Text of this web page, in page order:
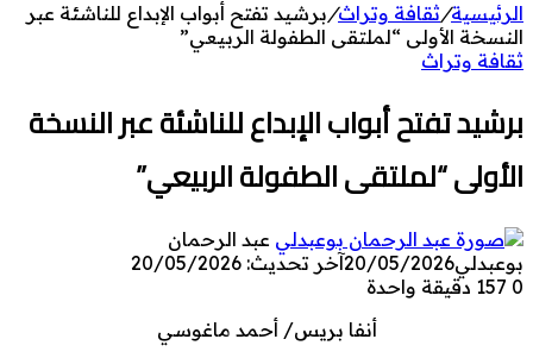
الرئيسية/ثقافة وتراث/برشيد تفتح أبواب الإبداع للناشئة عبر
النسخة الأولى “لملتقى الطفولة الربيعي”
ثقافة وتراث
برشيد تفتح أبواب الإبداع للناشئة عبر النسخة
الأولى “لملتقى الطفولة الربيعي”
عبد الرحمان
بوعبدلي20/05/2026آخر تحديث: 20/05/2026
0
دقيقة واحدة
أنفا بريس/ أحمد ماغوسي